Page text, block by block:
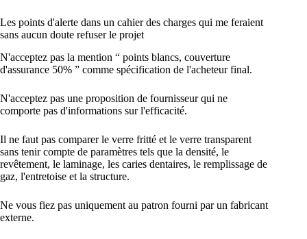
Les points d'alerte dans un cahier des charges qui me feraient
sans aucun doute refuser le projet
N'acceptez pas la mention “ points blancs, couverture
d'assurance 50% ” comme spécification de l'acheteur final.
N'acceptez pas une proposition de fournisseur qui ne
comporte pas d'informations sur l'efficacité.
Il ne faut pas comparer le verre fritté et le verre transparent
sans tenir compte de paramètres tels que la densité, le
revêtement, le laminage, les caries dentaires, le remplissage de
gaz, l'entretoise et la structure.
Ne vous fiez pas uniquement au patron fourni par un fabricant
externe.